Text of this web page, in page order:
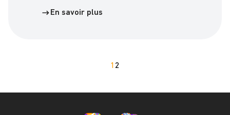
En savoir plus
1 2